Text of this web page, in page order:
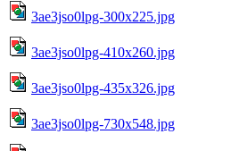
3ae3jso0lpg-300x225.jpg
3ae3jso0lpg-410x260.jpg
3ae3jso0lpg-435x326.jpg
3ae3jso0lpg-730x548.jpg